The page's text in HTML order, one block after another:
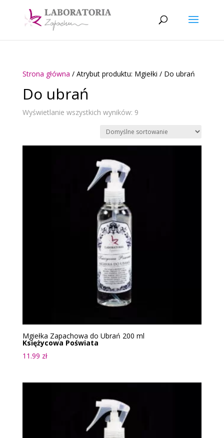
Strona główna / Atrybut produktu: Mgiełki / Do ubrań
Do ubrań
Wyświetlanie wszystkich wyników: 9
Mgiełka Zapachowa do Ubrań 200 ml
Księżycowa Poświata
11.99 zł